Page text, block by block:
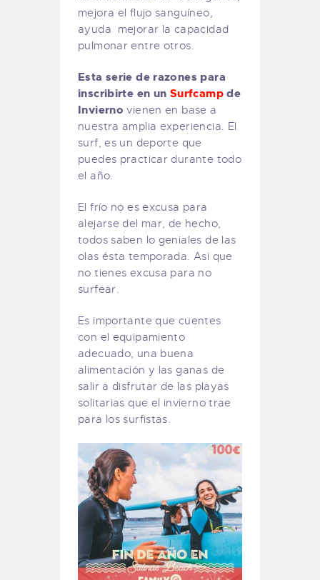
mejora el flujo sanguíneo,
ayuda mejorar la capacidad
pulmonar entre otros.
Esta serie de razones para
inscribirte en un Surfcampde
Invierno vienen en base a
nuestra amplia experiencia. El
surf, es un deporte que
puedes practicar durante todo
el año.
El frío no es excusa para
alejarse del mar, de hecho,
todos saben lo geniales de las
olas ésta temporada. Asi que
no tienes excusa para no
surfear.
Es importante que cuentes
con el equipamiento
adecuado, una buena
alimentación y las ganas de
salir a disfrutar de las playas
solitarias que el invierno trae
para los surfistas.